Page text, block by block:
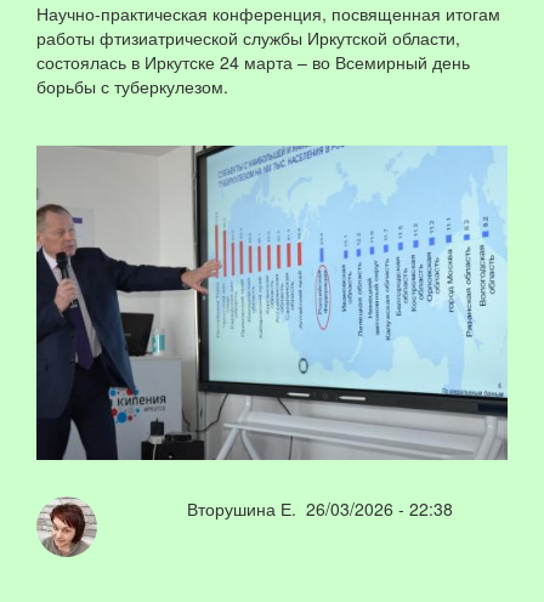
Научно-практическая конференция, посвященная итогам
работы фтизиатрической службы Иркутской области,
состоялась в Иркутске 24 марта – во Всемирный день
борьбы с туберкулезом.
Вторушина Е. 26/03/2026 - 22:38